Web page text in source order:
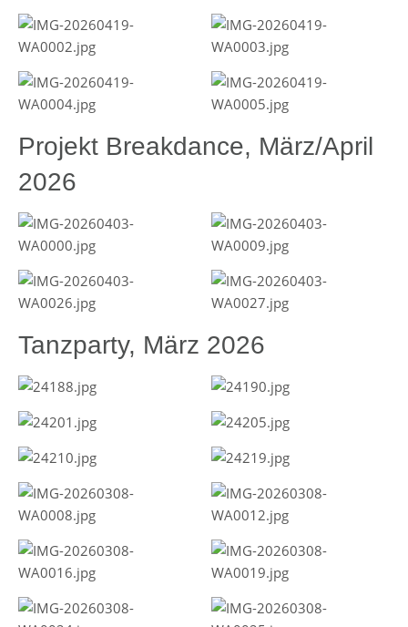
Projekt Breakdance, März/April
2026
Tanzparty, März 2026